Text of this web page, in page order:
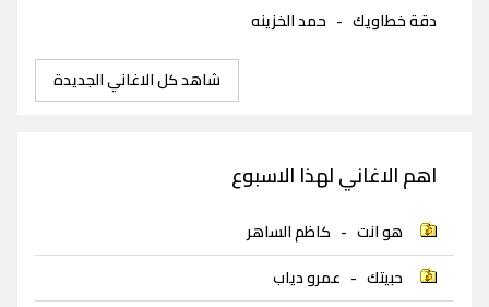
دقة خطاويك - حمد الخزينه
شاهد كل الاغاني الجديدة
اهم الاغاني لهذا الاسبوع
هو انت - كاظم الساهر
حبيتك - عمرو دياب